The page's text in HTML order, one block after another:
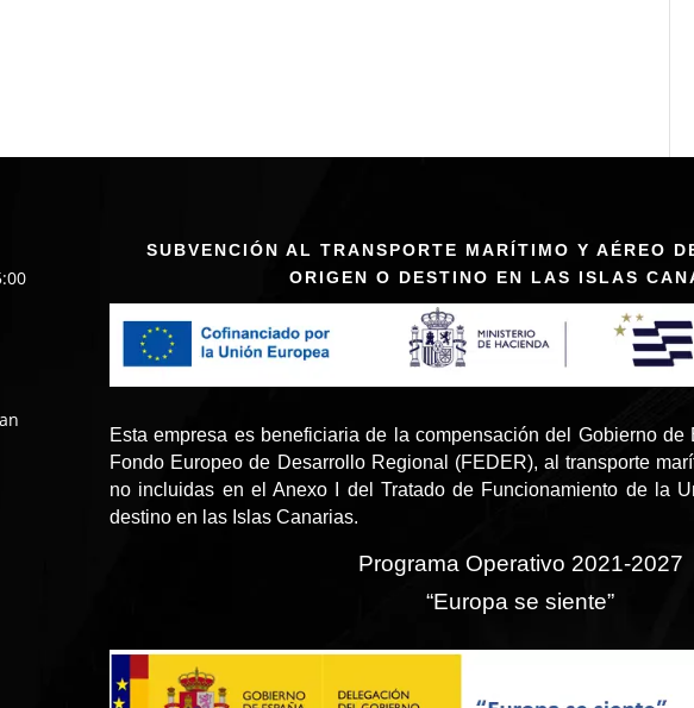
SUBVENCIÓN AL TRANSPORTE MARÍTIMO Y AÉREO
ORIGEN O DESTINO EN LAS ISLAS
Esta empresa es beneficiaria de la compensación del Gobierno de
Fondo Europeo de Desarrollo Regional (FEDER), al transporte
no incluidas en el Anexo I del Tratado de Funcionamiento de la
destino en las Islas Canarias.
Programa Operativo 2021-2027
“Europa se siente”